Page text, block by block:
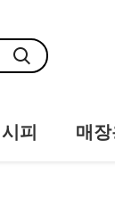
피 매장